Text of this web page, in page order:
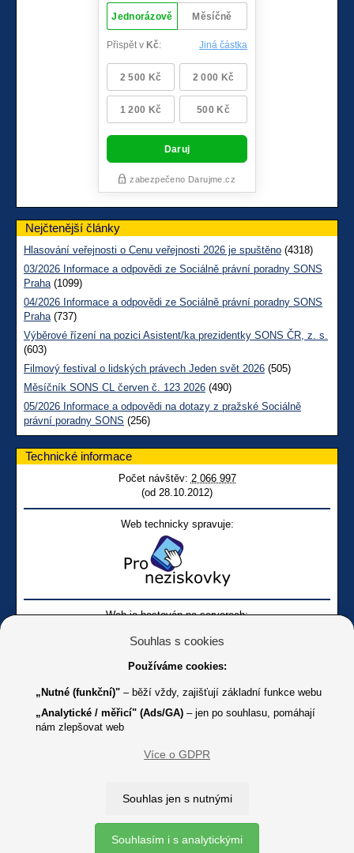
Nejčtenější články
Hlasování veřejnosti o Cenu veřejnosti 2026 je spuštěno (4318)
03/2026 Informace a odpovědi ze Sociálně právní poradny SONS
Praha(1099)
04/2026 Informace a odpovědi ze Sociálně právní poradny SONS
Praha(737)
Výběrové řízení na pozici Asistent/ka prezidentky SONS ČR, z. s.
(603)
Filmový festival o lidských právech Jeden svět 2026 (505)
Měsíčník SONS CL červen č. 123 2026 (490)
05/2026 Informace a odpovědi na dotazy z pražské Sociálně
právní poradny SONS (256)
Technické informace
Počet návštěv: 2 066 997
(od 28.10.2012)
Web technicky spravuje:
Web je hostován na serverech:
Online
Youtube SONS
K jakémukoliv užití textů a obrázků uvedených na tomto serveru je
Copyright © 2012 - 2026 SONS ČR, z. s.
Ochrana osobních údajů (GDPR)
Souhlas s cookies
Používáme cookies:
„Nutné (funkční)" – běží vždy, zajišťují základní funkce webu
„Analytické / měřicí" (Ads/GA) – jen po souhlasu, pomáhají
nám zlepšovat web
Více o GDPR
Souhlas jen s nutnými
Souhlasím i s analytickými